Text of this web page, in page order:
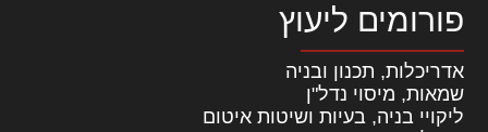
פורומים ליעוץ
אדריכלות, תכנון ובניה
שמאות, מיסוי נדל"ן
ליקויי בניה, בעיות ושיטות איטום